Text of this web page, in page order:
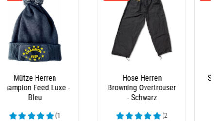
Stiefel Le Chameau Latzhose Xm Ocean